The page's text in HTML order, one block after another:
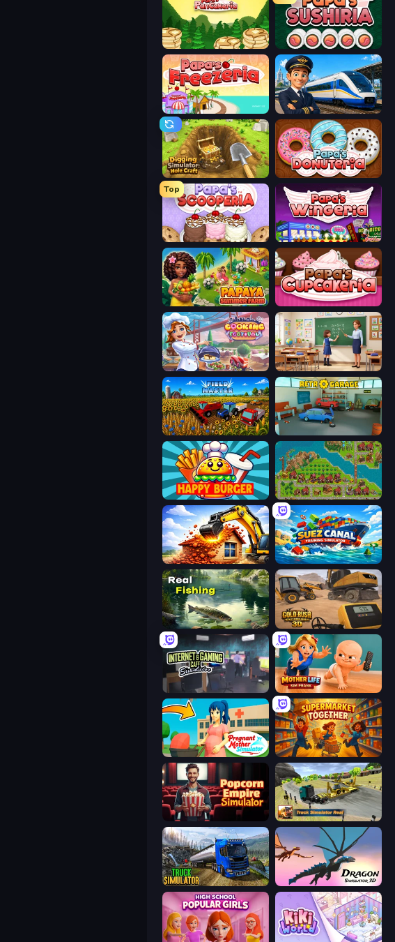
Papa's Pancakeria Papa's Sushiria
Papa's Freezeria Idle Train Empire Tycoon
Digging Simulator: Hole Craft Papa's Donuteria
Top
Papa's Scooperia Papa's Wingeria
Papaya Summer Farm Papas Cupcakeria
Cooking Festival High School Teacher Simulator
Field Master
Happy Burger City Idle
City Constructor Suez Canal Training Simulator
Real Fishing Simulator Gold Rush: Gold Simulator 3D
Mother Life Simulator: Prank
Pregnant Mother Simulator Supermarket Together
Truck Simulator Real
Truck Driving Simulator Game Dragon Simulator 3D